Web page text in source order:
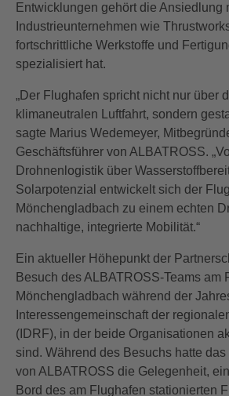
Entwicklungen gehört die Ansiedlung
Industrieunternehmen wie
fortschrittliche Werkstoffe und
spezialisiert hat.
„Der Flughafen spricht nicht nur über
klimaneutralen Luftfahrt, sondern
sagte Marius Wedemeyer,
Geschäftsführer von ALBATROSS.
Drohnenlogistik über
Solarpotenzial entwickelt sich der
Mönchengladbach zu einem echten
nachhaltige, integrierte Mobilität.“
Ein aktueller Höhepunkt der
Besuch des ALBATROSS-Teams am
Mönchengladbach während der
Interessengemeinschaft der
(IDRF), in der beide Organisationen
sind. Während des Besuchs hatte
von ALBATROSS die Gelegenheit,
Bord des am Flughafen stationierten